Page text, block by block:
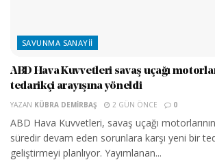
SAVUNMA SANAYII
ABD Hava Kuvvetleri savaş uçağı
tedarikçi arayışına yöneldi
YAZAN KÜBRA DEMIRBAŞ 2 GÜN ÖNCE 0
ABD Hava Kuvvetleri, savaş uçağı
süredir devam eden sorunlara karşı yeni bir
geliştirmeyi planlıyor. Yayımlanan...